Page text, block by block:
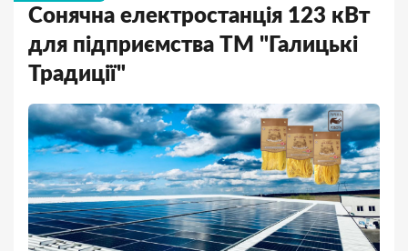
Сонячна електростанція 123 кВт
для підприємства ТМ "Галицькі
Традиції"